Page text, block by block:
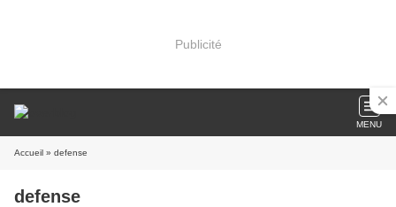
Publicité
MENU
Accueil » defense
defense